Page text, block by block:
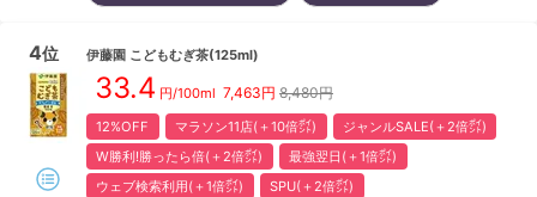
4位 伊藤園 こどもむぎ茶(125ml)
33.4 円/100ml 7,463円 8,480円
12%OFF マラソン11店(＋10倍㌽)
ジャンルSALE(＋2倍㌽)
W勝利!勝ったら倍(＋2倍㌽)
最強翌日(＋1倍㌽)
ウェブ検索利用(＋1倍㌽)
SPU(＋2倍㌽)